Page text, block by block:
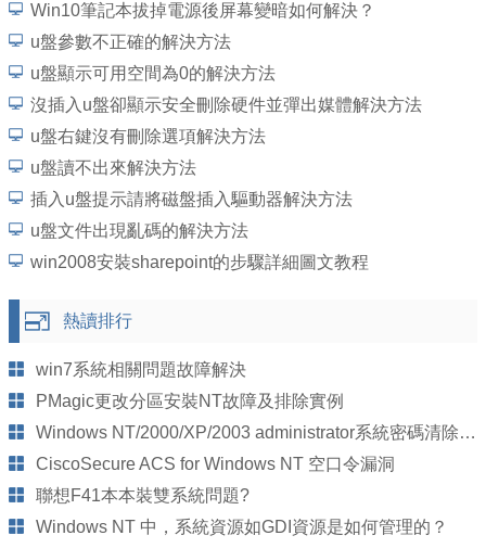
Win10筆記本拔掉電源後屏幕變暗如何解決？
u盤參數不正確的解決方法
u盤顯示可用空間為0的解決方法
沒插入u盤卻顯示安全刪除硬件並彈出媒體解決方法
u盤右鍵沒有刪除選項解決方法
u盤讀不出來解決方法
插入u盤提示請將磁盤插入驅動器解決方法
u盤文件出現亂碼的解決方法
win2008安裝sharepoint的步驟詳細圖文教程
熱讀排行
win7系統相關問題故障解決
PMagic更改分區安裝NT故障及排除實例
Windows NT/2000/XP/2003 administrator系統密碼清除工具
CiscoSecure ACS for Windows NT 空口令漏洞
聯想F41本本裝雙系統問題?
Windows NT 中，系統資源如GDI資源是如何管理的？